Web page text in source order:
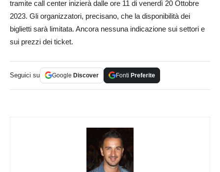
tramite call center inizierà dalle ore 11 di venerdì 20 Ottobre
2023. Gli organizzatori, precisano, che la disponibilità dei
biglietti sarà limitata. Ancora nessuna indicazione sui settori e
sui prezzi dei ticket.
Seguici su Google Discover Fonti Preferite